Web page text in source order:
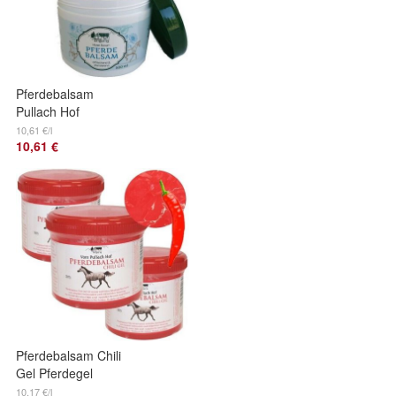
Pferdebalsam
Pullach Hof
Pferdesalbe,
Pferdegel Kühlt und
Entspannt 500ml
2er P.
10,61 €/l
10,61 €
Pferdebalsam Chili
Gel Pferdegel
Pferdesalbe
10,17 €/l